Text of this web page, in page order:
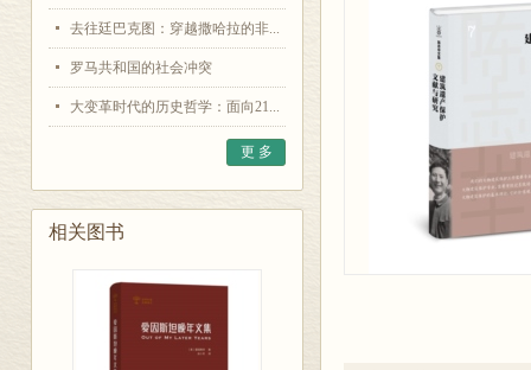
去往廷巴克图：穿越撒哈拉的非...
罗马共和国的社会冲突
大变革时代的历史哲学：面向21...
更 多
相关图书